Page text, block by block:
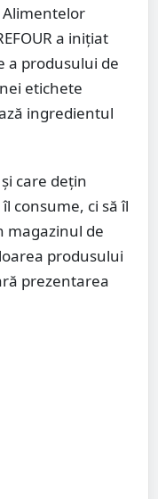
a inițiat
a produsului de
etichete
ingredientul
care dețin
consume, ci să îl
magazinul de
produsului
prezentarea